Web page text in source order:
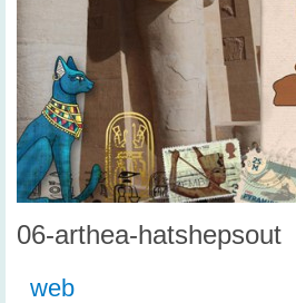
06-arthea-hatshepsout
web